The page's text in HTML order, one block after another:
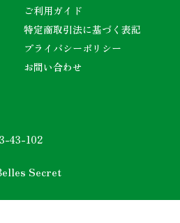
ご利用ガイド
特定商取引法に基づく表記
プライバシーポリシー
お問い合わせ
43-102
Secret